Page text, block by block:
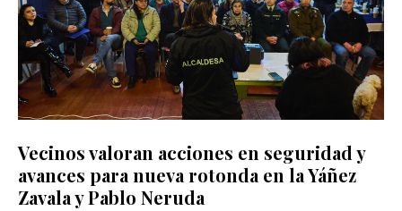
Vecinos valoran acciones en seguridad y
avances para nueva rotonda en la Yáñez
Zavala y Pablo Neruda